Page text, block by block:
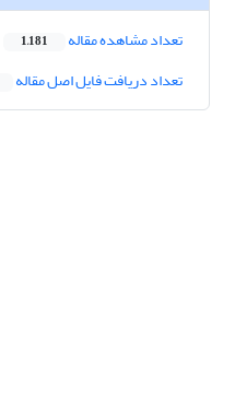
تعداد مشاهده مقاله 1,181
تعداد دریافت فایل اصل مقاله